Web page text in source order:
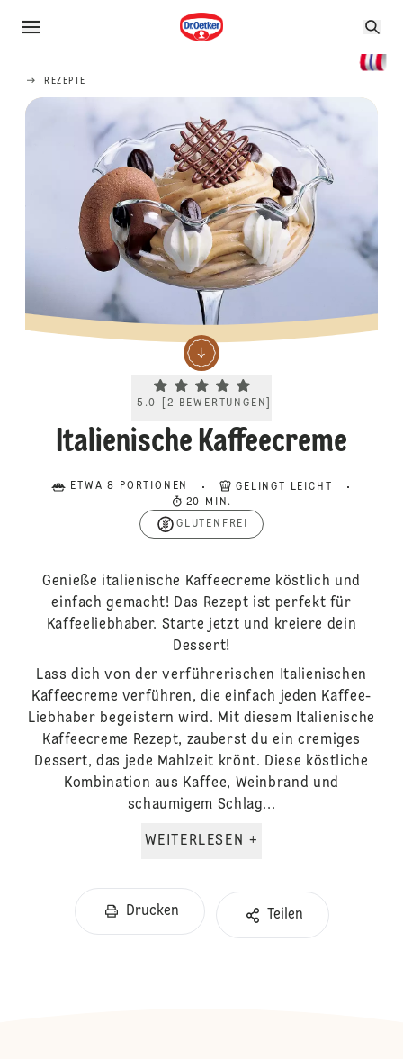
REZEPTE
Current rating 5.0. Click to rate.
5.0 2 BEWERTUNGEN
Italienische Kaffeecreme
ETWA 8 PORTIONEN
GELINGT LEICHT
20 MIN.
GLUTENFREI
Genieße italienische Kaffeecreme köstlich und
einfach gemacht! Das Rezept ist perfekt für
Kaffeeliebhaber. Starte jetzt und kreiere dein
Dessert!
Lass dich von der verführerischen Italienischen
Kaffeecreme verführen, die einfach jeden Kaffee-
Liebhaber begeistern wird. Mit diesem Italienische
Kaffeecreme Rezept, zauberst du ein cremiges
Dessert, das jede Mahlzeit krönt. Diese köstliche
Kombination aus Kaffee, Weinbrand und
schaumigem Schlag...
WEITERLESEN +
Drucken Teilen